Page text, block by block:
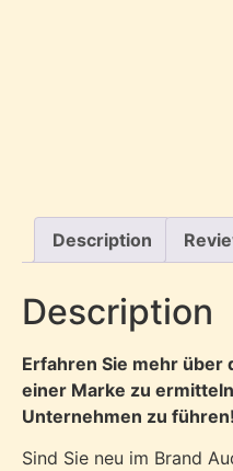
Description
Description
Erfahren Sie mehr über
einer Marke zu
Unternehmen zu führen!
Sind Sie neu im Brand